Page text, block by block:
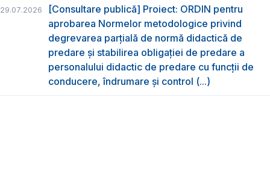
29.07.2026
[Consultare publică] Proiect: ORDIN pentru
aprobarea Normelor metodologice privind
degrevarea parțială de normă didactică de
predare şi stabilirea obligaţiei de predare a
personalului didactic de predare cu funcții de
conducere, îndrumare și control (...)